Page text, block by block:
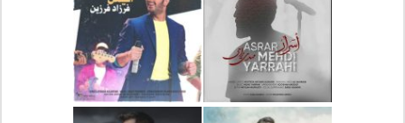
بهرام بنام نگار
لهراسبی بنام صورت